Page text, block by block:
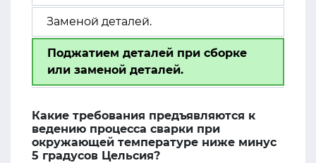
Заменой деталей.
Поджатием деталей при сборке
или заменой деталей.
Какие требования предъявляются к
ведению процесса сварки при
окружающей температуре ниже минус
5 градусов Цельсия?